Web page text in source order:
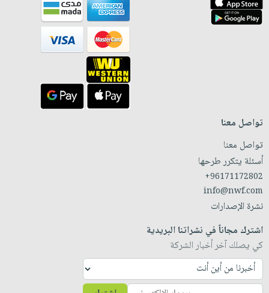
تواصل معنا
تواصل معنا
أسئلة يتكرر طرحها
+96171172802
info@nwf.com
نشرة الإصدارات
اشترك مجاناً في نشراتنا البريدية
كي يصلك آخر أخبار الشركة